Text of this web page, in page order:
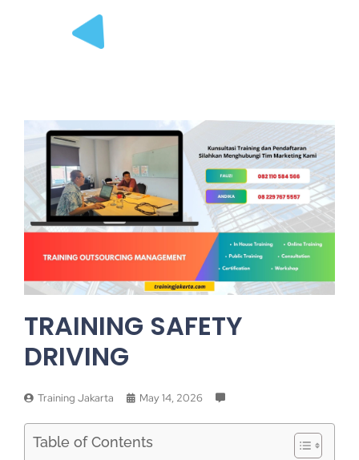
TRAINING SAFETY
DRIVING
Training Jakarta May 14, 2026
Table of Contents